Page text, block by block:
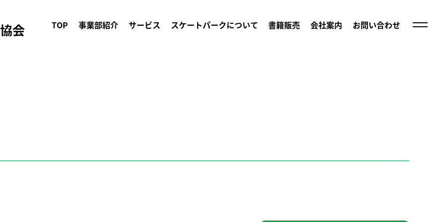
会 TOP 事業部紹介 サービス スケートパークについて 書籍販売 会社案内 お問い合わせ